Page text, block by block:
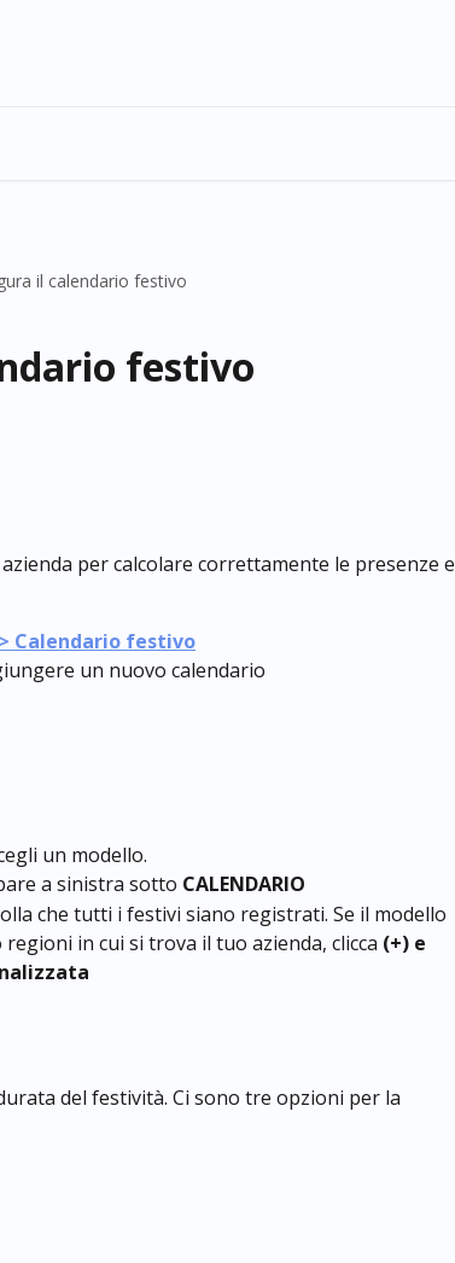
il calendario festivo
festivo
per calcolare correttamente le presenze e
Calendario festivo
un nuovo calendario
un modello.
a sinistra sotto CALENDARIO
che tutti i festivi siano registrati. Se il modello
in cui si trova il tuo azienda, clicca (+) e
del festività. Ci sono tre opzioni per la